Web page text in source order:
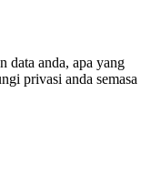
data anda, apa yang
privasi anda semasa